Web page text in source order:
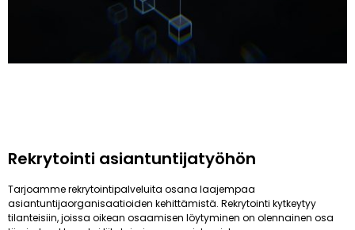
Rekrytointi asiantuntijatyöhön
Tarjoamme rekrytointipalveluita osana laajempaa
asiantuntijaorganisaatioiden kehittämistä. Rekrytointi kytkeytyy
tilanteisiin, joissa oikean osaamisen löytyminen on olennainen osa